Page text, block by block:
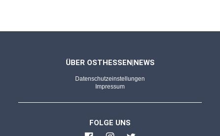
ÜBER OSTHESSEN|NEWS
Datenschutzeinstellungen
Impressum
FOLGE UNS